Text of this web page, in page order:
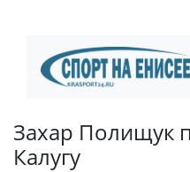
Захар Полищук
Калугу